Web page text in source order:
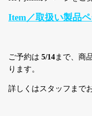
Item／取扱い製品
ご予約は 5/14まで、商
ります。
詳しくはスタッフまで